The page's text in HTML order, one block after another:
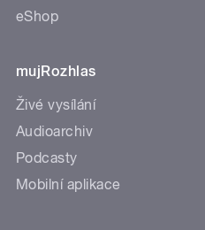
eShop
mujRozhlas
Živé vysílání
Audioarchiv
Podcasty
Mobilní aplikace